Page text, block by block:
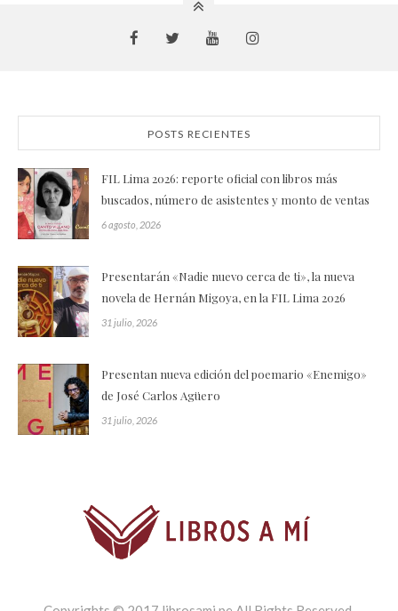
POSTS RECIENTES
FIL Lima 2026: reporte oficial con libros más
buscados, número de asistentes y monto de ventas
6 agosto, 2026
Presentarán «Nadie nuevo cerca de ti», la nueva
novela de Hernán Migoya, en la FIL Lima 2026
31 julio, 2026
Presentan nueva edición del poemario «Enemigo»
de José Carlos Agüero
31 julio, 2026